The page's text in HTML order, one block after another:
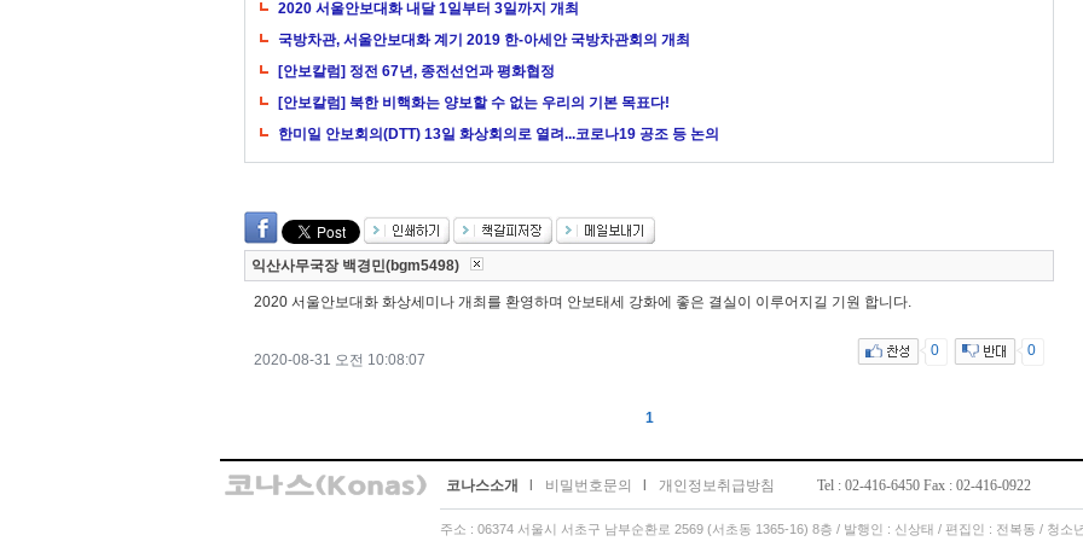
2020 서울안보대화 내달 1일부터 3일까지 개최
국방차관, 서울안보대화 계기 2019 한-아세안 국방차관회의 개최
[안보칼럼] 정전 67년, 종전선언과 평화협정
[안보칼럼] 북한 비핵화는 양보할 수 없는 우리의 기본 목표다!
한미일 안보회의(DTT) 13일 화상회의로 열려...코로나19 공조 등 논의
익산사무국장 백경민(bgm5498)
2020 서울안보대화 화상세미나 개최를 환영하며 안보태세 강화에 좋은 결실이 이루어지길 기원 합니다.
2020-08-31 오전 10:08:07
0 0
1
코나스소개 비밀번호문의 개인정보취급방침 Tel : 02-416-6450 Fax : 02-416-0922
주소 : 06374 서울시 서초구 남부순환로 2569 (서초동 1365-16) 8층 / 발행인 : 신상태 / 편집인 : 전복동 / 청소